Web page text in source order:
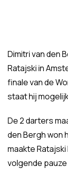
Dimitri van den
Ratajski in
finale van de
staat hij
De 2 darters
den Bergh won
maakte
volgende